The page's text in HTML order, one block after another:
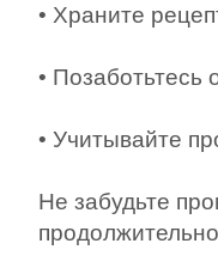
• Храните
• Позаботьтесь
• Учитывайте
Не забудьте